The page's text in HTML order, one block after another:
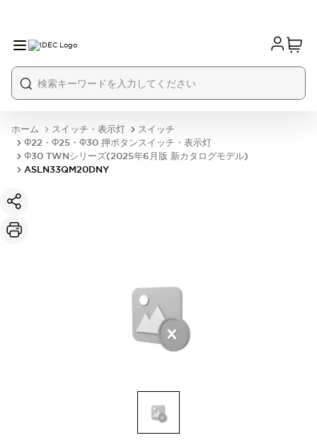
ホーム スイッチ・表示灯
スイッチ
Φ22・Φ25・Φ30 押ボタンスイッチ・表示灯
Φ30 TWNシリーズ(2025年6月版 新カタログモデル)
ASLN33QM20DNY